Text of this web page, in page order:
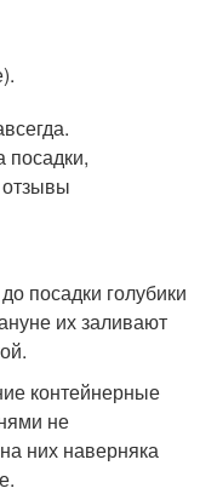
посадки голубики
их заливают
контейнерные
не
них наверняка